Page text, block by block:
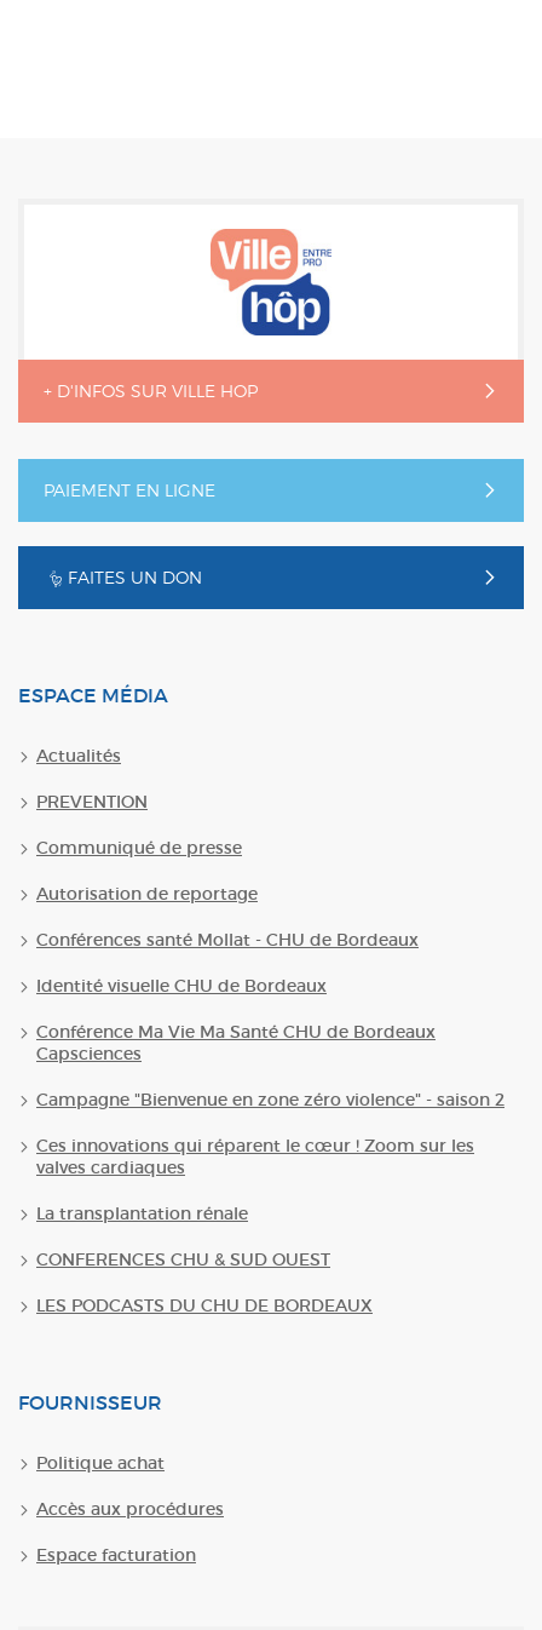
+ D'INFOS SUR VILLE HOP
PAIEMENT EN LIGNE
FAITES UN DON
ESPACE MÉDIA
Actualités
PREVENTION
Communiqué de presse
Autorisation de reportage
Conférences santé Mollat - CHU de Bordeaux
Identité visuelle CHU de Bordeaux
Conférence Ma Vie Ma Santé CHU de Bordeaux
Capsciences
Campagne "Bienvenue en zone zéro violence" - saison 2
Ces innovations qui réparent le cœur ! Zoom sur les
valves cardiaques
La transplantation rénale
CONFERENCES CHU & SUD OUEST
LES PODCASTS DU CHU DE BORDEAUX
FOURNISSEUR
Politique achat
Accès aux procédures
Espace facturation